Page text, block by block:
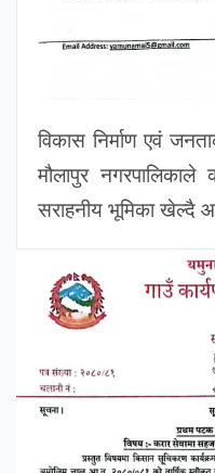
विकास निर्माण एवं
मौलापुर नगरपालिकाले
सराहनीय भूमिका खेल्दै